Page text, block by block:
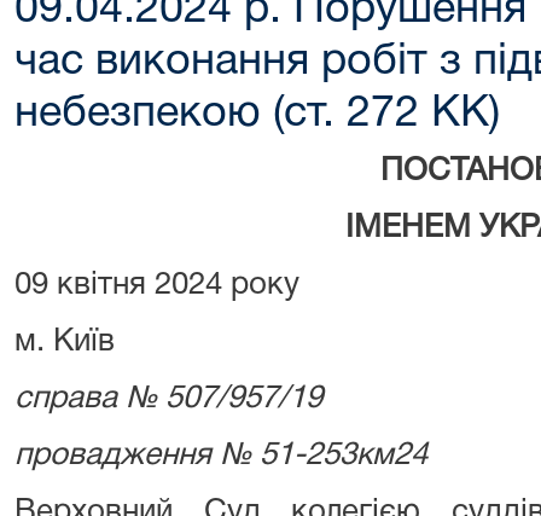
09.04.2024 р. Порушення
час виконання робіт з
небезпекою (ст. 272 КК)
ІМЕНЕМ
09 квітня 2024 року
м. Київ
справа № 507/957/19
провадження № 51-253км24